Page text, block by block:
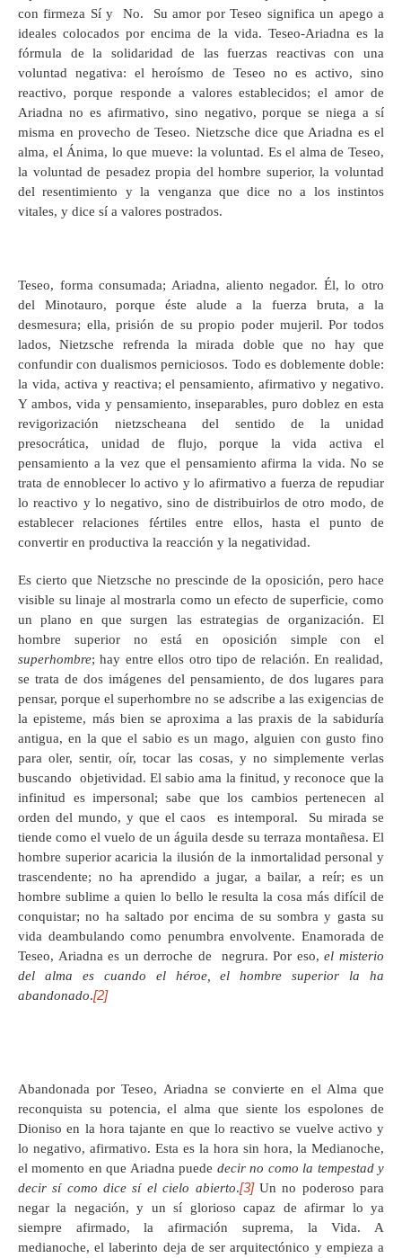
con firmeza Sí y No. Su amor por Teseo significa un apego a
ideales colocados por encima de la vida. Teseo-Ariadna es la
fórmula de la solidaridad de las fuerzas reactivas con una
voluntad negativa: el heroísmo de Teseo no es activo, sino
reactivo, porque responde a valores establecidos; el amor de
Ariadna no es afirmativo, sino negativo, porque se niega a sí
misma en provecho de Teseo. Nietzsche dice que Ariadna es el
alma, el Ánima, lo que mueve: la voluntad. Es el alma de Teseo,
la voluntad de pesadez propia del hombre superior, la voluntad
del resentimiento y la venganza que dice no a los instintos
vitales, y dice sí a valores postrados.
Teseo, forma consumada; Ariadna, aliento negador. Él, lo otro
del Minotauro, porque éste alude a la fuerza bruta, a la
desmesura; ella, prisión de su propio poder mujeril. Por todos
lados, Nietzsche refrenda la mirada doble que no hay que
confundir con dualismos perniciosos. Todo es doblemente doble:
la vida, activa y reactiva; el pensamiento, afirmativo y negativo.
Y ambos, vida y pensamiento, inseparables, puro doblez en esta
revigorización nietzscheana del sentido de la unidad
presocrática, unidad de flujo, porque la vida activa el
pensamiento a la vez que el pensamiento afirma la vida. No se
trata de ennoblecer lo activo y lo afirmativo a fuerza de repudiar
lo reactivo y lo negativo, sino de distribuirlos de otro modo, de
establecer relaciones fértiles entre ellos, hasta el punto de
convertir en productiva la reacción y la negatividad.
Es cierto que Nietzsche no prescinde de la oposición, pero hace
visible su linaje al mostrarla como un efecto de superficie, como
un plano en que surgen las estrategias de organización. El
hombre superior no está en oposición simple con el
superhombre; hay entre ellos otro tipo de relación. En realidad,
se trata de dos imágenes del pensamiento, de dos lugares para
pensar, porque el superhombre no se adscribe a las exigencias de
la episteme, más bien se aproxima a las praxis de la sabiduría
antigua, en la que el sabio es un mago, alguien con gusto fino
para oler, sentir, oír, tocar las cosas, y no simplemente verlas
buscando objetividad. El sabio ama la finitud, y reconoce que la
infinitud es impersonal; sabe que los cambios pertenecen al
orden del mundo, y que el caos es intemporal. Su mirada se
tiende como el vuelo de un águila desde su terraza montañesa. El
hombre superior acaricia la ilusión de la inmortalidad personal y
trascendente; no ha aprendido a jugar, a bailar, a reír; es un
hombre sublime a quien lo bello le resulta la cosa más difícil de
conquistar; no ha saltado por encima de su sombra y gasta su
vida deambulando como penumbra envolvente. Enamorada de
Teseo, Ariadna es un derroche de negrura. Por eso,el misterio
del alma es cuando el héroe, el hombre superior la ha
abandonado.[2]
Abandonada por Teseo, Ariadna se convierte en el Alma que
reconquista su potencia, el alma que siente los espolones de
Dioniso en la hora tajante en que lo reactivo se vuelve activo y
lo negativo, afirmativo. Esta es la hora sin hora, la Medianoche,
el momento en que Ariadna puede decir no como la tempestad y
decir sí como dice sí el cielo abierto.[3]Un no poderoso para
negar la negación, y un sí glorioso capaz de afirmar lo ya
siempre afirmado, la afirmación suprema, la Vida. A
medianoche, el laberinto deja de ser arquitectónico y empieza a